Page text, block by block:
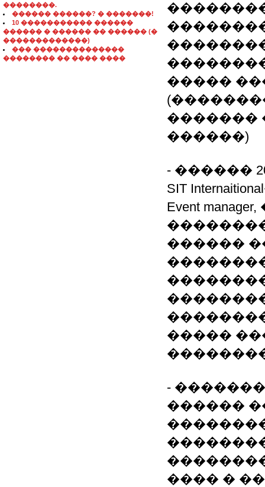
��������.
������ ������? � �������!
10 ����������� ������
������ � ������ �� ������ (�
�������������)
��� ��������������
�������� �� ���� ����
�����
�������
������)
- ������
SIT
Event
������
�����
- �������
������
���� �